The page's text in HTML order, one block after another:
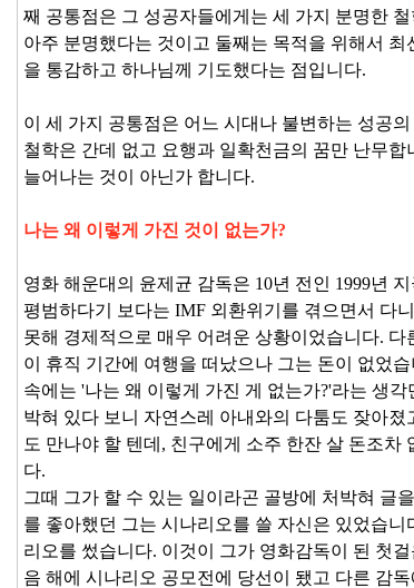
째 공통점은 그 성공자들에게는 세 가지 분명한
아주 분명했다는 것이고 둘째는 목적을 위해서
을 통감하고 하나님께 기도했다는 점입니다.
이 세 가지 공통점은 어느 시대나 불변하는 성공
철학은 간데 없고 요행과 일확천금의 꿈만 난무
늘어나는 것이 아닌가 합니다.
나는 왜 이렇게 가진 것이 없는가?
영화 해운대의 윤제균 감독은 10년 전인 1999년
평범하다기 보다는 IMF 외환위기를 겪으면서 다
못해 경제적으로 매우 어려운 상황이었습니다.
이 휴직 기간에 여행을 떠났으나 그는 돈이 없었
속에는 '나는 왜 이렇게 가진 게 없는가?'라는 생
박혀 있다 보니 자연스레 아내와의 다툼도 잦아
도 만나야 할 텐데, 친구에게 소주 한잔 살 돈조차
다.
그때 그가 할 수 있는 일이라곤 골방에 처박혀 글
를 좋아했던 그는 시나리오를 쓸 자신은 있었습
리오를 썼습니다. 이것이 그가 영화감독이 된 첫
음 해에 시나리오 공모전에 당선이 됐고 다른 감